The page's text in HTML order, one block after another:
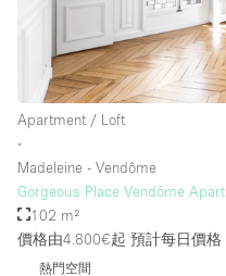
Apartment / Loft
∙
Madeleine - Vendôme
Gorgeous Place Vendôme
102 m²
價格由4.800€起 預計每日價格
熱門空間